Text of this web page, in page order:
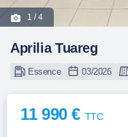
1 / 4
Aprilia Tuareg
Essence 03/2026
11 990 € TTC